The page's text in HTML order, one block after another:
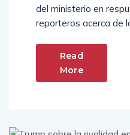
del ministerio en
reporteros acerca de
Read
More